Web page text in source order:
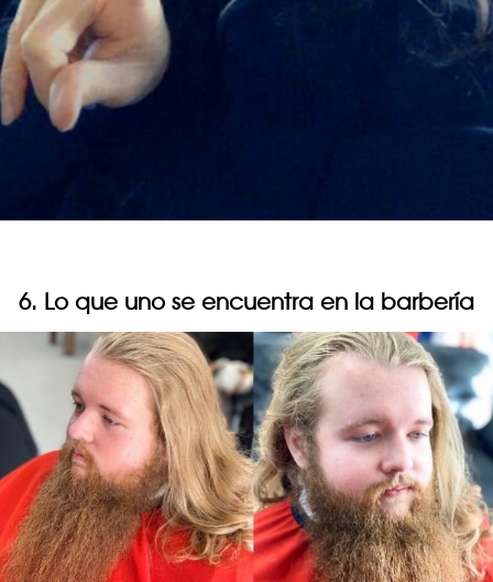
6. Lo que uno se encuentra en la barbería